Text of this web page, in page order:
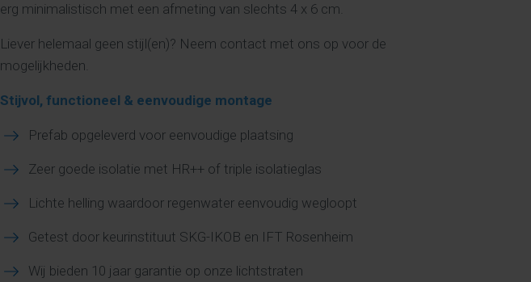
erg minimalistisch met een afmeting van slechts 4 x 6 cm.
Liever helemaal geen stijl(en)? Neem contact met ons op voor de
mogelijkheden.
Stijvol, functioneel & eenvoudige montage
Prefab opgeleverd voor eenvoudige plaatsing
Zeer goede isolatie met HR++ of triple isolatieglas
Lichte helling waardoor regenwater eenvoudig wegloopt
Getest door keurinstituut SKG-IKOB en IFT Rosenheim
Wij bieden 10 jaar garantie op onze lichtstraten